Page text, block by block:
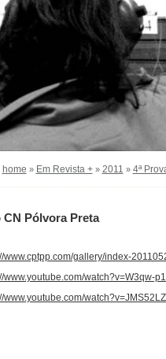
home » Em Revista +» 2011 » 4ª
CN Pólvora Preta
www.cptpp.com/gallery/index-
www.youtube.com/watch?v=W3qw-
www.youtube.com/